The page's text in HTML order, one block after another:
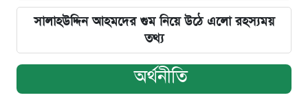
সালাহউদ্দিন আহমদের গুম নিয়ে উঠে এলো রহস্যময়
তথ্য
অর্থনীতি